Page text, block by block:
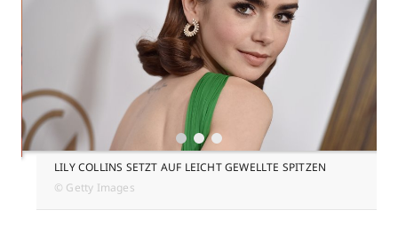
LILY COLLINS SETZT AUF LEICHT GEWELLTE SPITZEN
© Getty Images